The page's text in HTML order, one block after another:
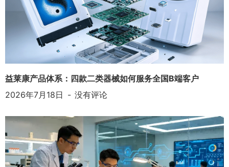
益莱康产品体系：四款二类器械如何服务全国B端客户
2026年7月18日
没有评论